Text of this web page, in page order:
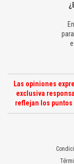
Las opiniones
exclusiva
reflejan los